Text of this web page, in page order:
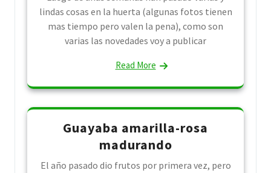
lindas cosas en la huerta (algunas fotos tienen
mas tiempo pero valen la pena), como son
varias las novedades voy a publicar
Read More
Guayaba amarilla-rosa
madurando
El año pasado dio frutos por primera vez, pero